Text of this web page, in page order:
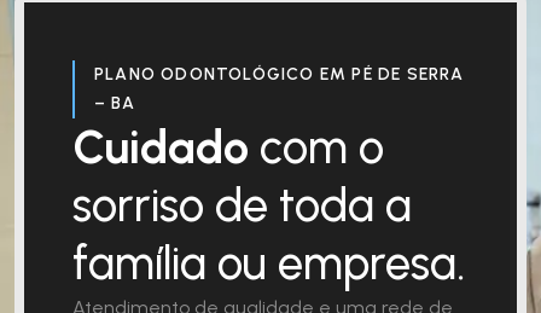
PLANO ODONTOLÓGICO EM PÉ DE SERRA
– BA
Cuidado com o
sorriso de toda a
família ou empresa.
Atendimento de qualidade e uma rede de